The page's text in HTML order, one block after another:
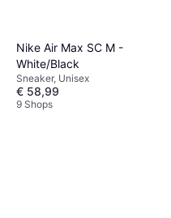
Nike Air Max SC M -
White/Black
Sneaker, Unisex
€ 58,99
9 Shops